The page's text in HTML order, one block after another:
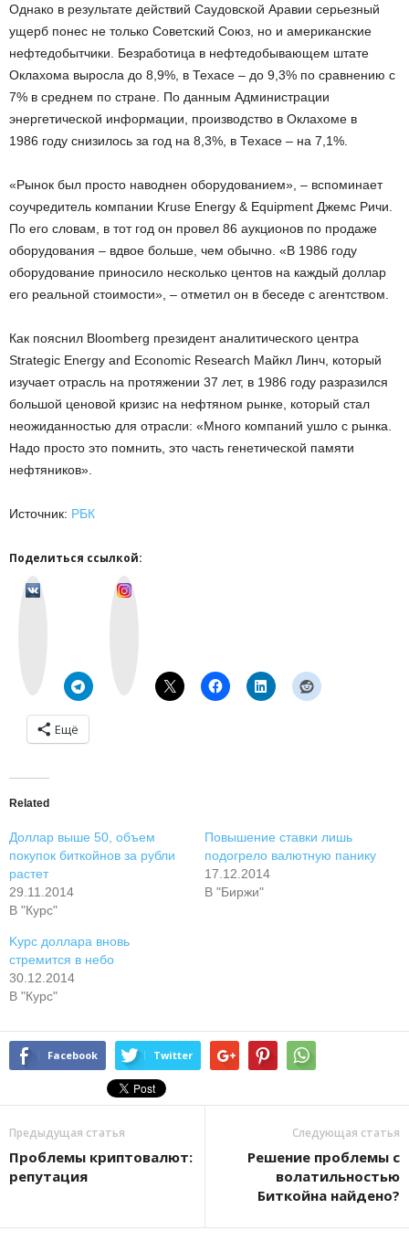
Однако в результате действий Саудовской Аравии серьезный
ущерб понес не только Советский Союз, но и американские
нефтедобытчики. Безработица в нефтедобывающем штате
Оклахома выросла до 8,9%, в Техасе – до 9,3% по сравнению с
7% в среднем по стране. По данным Администрации
энергетической информации, производство в Оклахоме в
1986 году снизилось за год на 8,3%, в Техасе – на 7,1%.
«Рынок был просто наводнен оборудованием», – вспоминает
соучредитель компании Kruse Energy & Equipment Джемс Ричи.
По его словам, в тот год он провел 86 аукционов по продаже
оборудования – вдвое больше, чем обычно. «В 1986 году
оборудование приносило несколько центов на каждый доллар
его реальной стоимости», – отметил он в беседе с агентством.
Как пояснил Bloomberg президент аналитического центра
Strategic Energy and Economic Research Майкл Линч, который
изучает отрасль на протяжении 37 лет, в 1986 году разразился
большой ценовой кризис на нефтяном рынке, который стал
неожиданностью для отрасли: «Много компаний ушло с рынка.
Надо просто это помнить, это часть генетической памяти
нефтяников».
Источник: РБК
Поделиться ссылкой:
Ещё
Related
Доллар выше 50, объем
покупок биткойнов за рубли
растет
29.11.2014
В "Курс"
Повышение ставки лишь
подогрело валютную панику
17.12.2014
В "Биржи"
Kурс доллара вновь
стремится в небо
30.12.2014
В "Курс"
Facebook Twitter
Предыдущая статья
Проблемы криптовалют:
репутация
Следующая статья
Решение проблемы с
волатильностью
Биткойна найдено?